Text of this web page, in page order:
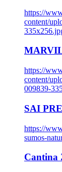
https://
content/
https://
content/
009839-
SAI
https://
sumos-
Cantina